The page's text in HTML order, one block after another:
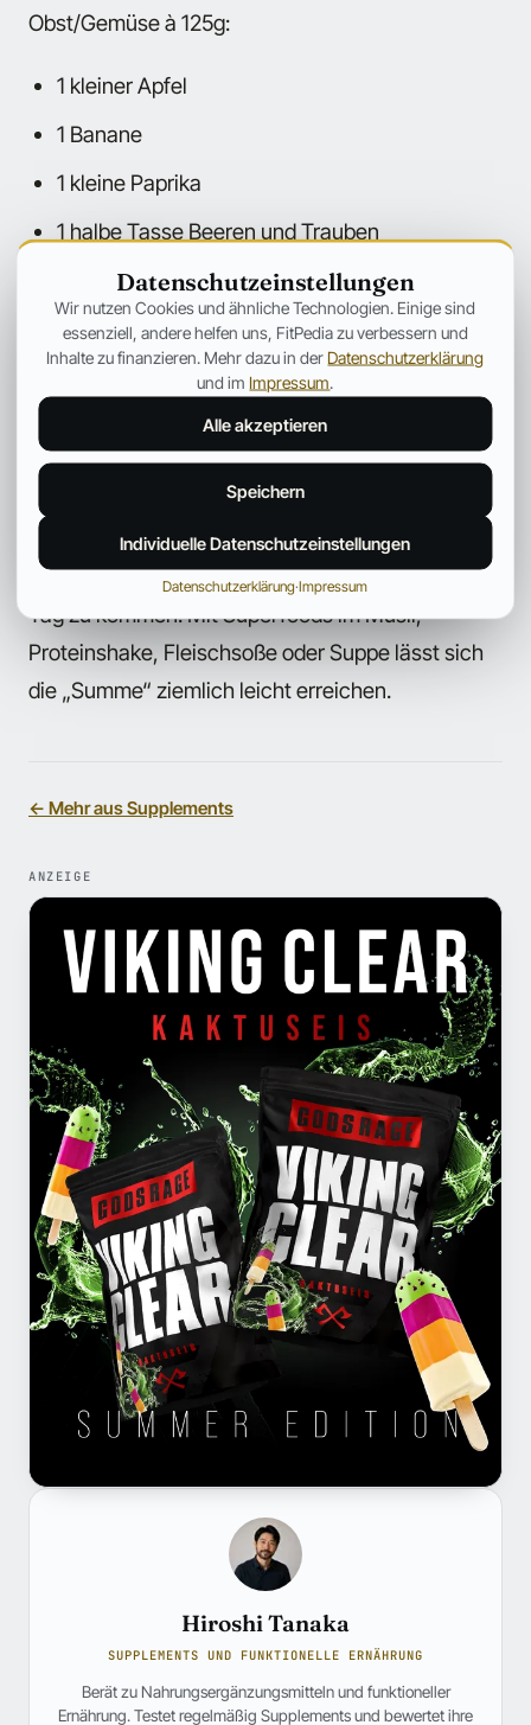
Obst/Gemüse à 125g:
1 kleiner Apfel
1 Banane
1 kleine Paprika
1 halbe Tasse Beeren und Trauben
1 halbe Tasse Brokkoli
1 halbe Tasse Kürbis
1 Tasse Blattgemüse
Natürlich ist es manchmal alles andere als einfach
auf seine 3 bis 4 Portionen Obst und Gemüse pro
Tag zu kommen. Mit Superfoods im Müsli,
Proteinshake, Fleischsoße oder Suppe lässt sich
die „Summe“ ziemlich leicht erreichen.
← Mehr aus Supplements
ANZEIGE
Hiroshi Tanaka
SUPPLEMENTS UND FUNKTIONELLE ERNÄHRUNG
Berät zu Nahrungsergänzungsmitteln und funktioneller
Ernährung. Testet regelmäßig Supplements und bewertet ihre
Datenschutzeinstellungen
Wir nutzen Cookies und ähnliche Technologien. Einige sind
essenziell, andere helfen uns, FitPedia zu verbessern und
Inhalte zu finanzieren. Mehr dazu in der Datenschutzerklärung
und im Impressum.
Alle akzeptieren
Speichern
Individuelle Datenschutzeinstellungen
Datenschutzerklärung·Impressum